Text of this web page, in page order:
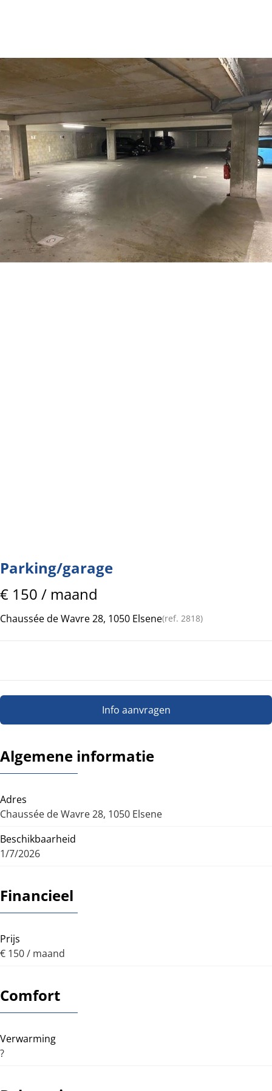
Parking/garage
€ 150 / maand
Chaussée de Wavre 28, 1050 Elsene(ref. 2818)
Info aanvragen
Algemene informatie
Adres
Chaussée de Wavre 28, 1050 Elsene
Beschikbaarheid
1/7/2026
Financieel
Prijs
€ 150 / maand
Comfort
Verwarming
?